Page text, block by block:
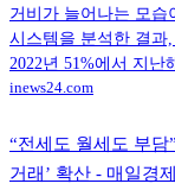
거비가 늘어나는 모습
시스템을 분석한 결과
2022년 51%에서 지난
inews24.com
“전세도 월세도 부
거래’ 확산 - 매일경제